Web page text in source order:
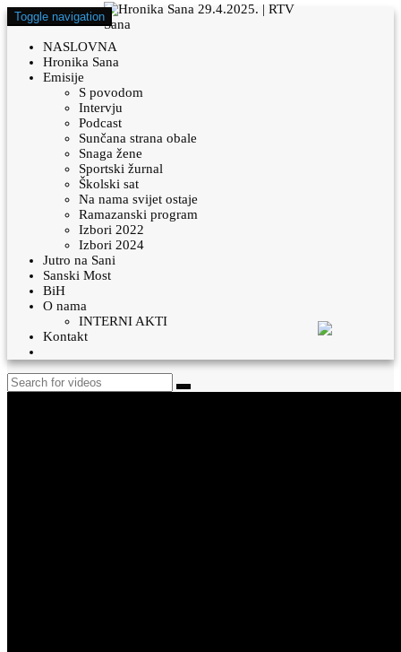
Toggle navigation
NASLOVNA
Hronika Sana
Emisije
S povodom
Intervju
Podcast
Sunčana strana obale
Snaga žene
Sportski žurnal
Školski sat
Na nama svijet ostaje
Ramazanski program
Izbori 2022
Izbori 2024
Jutro na Sani
Sanski Most
BiH
O nama
INTERNI AKTI
Kontakt